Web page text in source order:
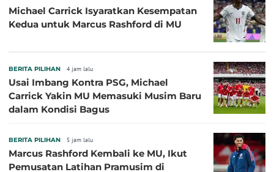
Michael Carrick Isyaratkan Kesempatan
Kedua untuk Marcus Rashford di MU
BERITA PILIHAN 4 jam lalu
Usai Imbang Kontra PSG, Michael
Carrick Yakin MU Memasuki Musim Baru
dalam Kondisi Bagus
BERITA PILIHAN 5 jam lalu
Marcus Rashford Kembali ke MU, Ikut
Pemusatan Latihan Pramusim di